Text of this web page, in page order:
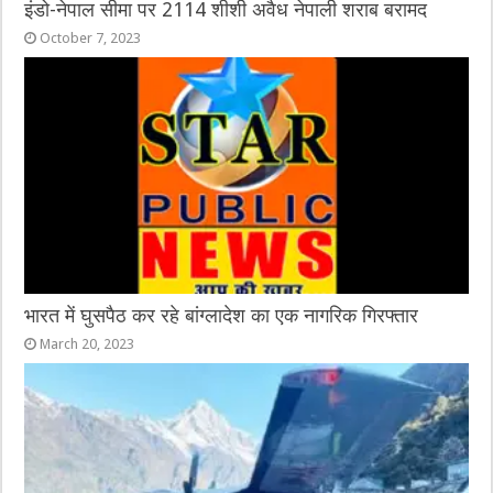
इंडो-नेपाल सीमा पर 2114 शीशी अवैध नेपाली शराब बरामद
October 7, 2023
भारत में घुसपैठ कर रहे बांग्लादेश का एक नागरिक गिरफ्तार
March 20, 2023